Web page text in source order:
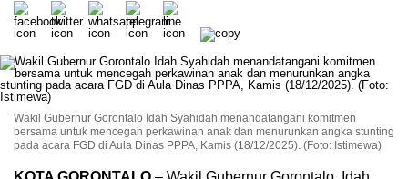
Wakil Gubernur Gorontalo Idah Syahidah menandatangani komitmen
bersama untuk mencegah perkawinan anak dan menurunkan angka stunting
pada acara FGD di Aula Dinas PPPA, Kamis (18/12/2025). (Foto: Istimewa)